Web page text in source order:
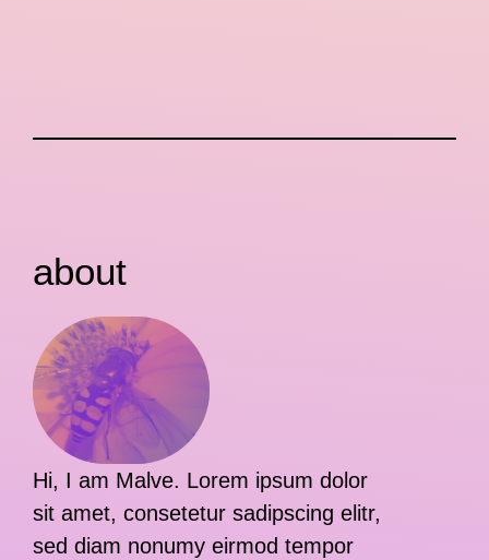
about
Hi, I am Malve. Lorem ipsum dolor
sit amet, consetetur sadipscing elitr,
sed diam nonumy eirmod tempor